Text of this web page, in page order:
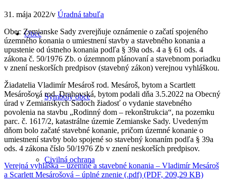
Obec
Symboly obce
Civilná ochrana
31. mája 2022/v Úradná tabuľa
Obec Zemianske Sady zverejňuje oznámenie o začatí spojeného
územného konania o umiestnení stavby a stavebného konania a
upustenie od ústneho konania podľa § 39a ods. 4 a § 61 ods. 4
zákona č. 50/1976 Zb. o územnom plánovaní a stavebnom poriadku
v znení neskorších predpisov (stavebný zákon) verejnou vyhláškou.
Žiadatelia Vladimír Mesároš rod. Mesároš, bytom a Scartlett
Mesárošová rod. Drahovská, bytom podali dňa 3.5.2022 na Obecný
úrad v Zemianskych Sadoch žiadosť o vydanie stavebného
povolenia na stavbu „Rodinný dom – rekonštrukcia“, na pozemku
parc. č. 1617/2, katastrálne územie Zemianske Sady. Uvedeným
dňom bolo začaté stavebné konanie, pričom územné konanie o
umiestnení stavby bolo spojené so stavebný konaním podľa § 39a
ods. 4 zákona číslo 50/1976 Zb v znení neskorších predpisov.
Verejná vyhláška – územné a stavebné konania – Vladimír Mesároš
a Scarlett Mesárošová – úplné znenie (.pdf) (PDF, 209,29 KB)